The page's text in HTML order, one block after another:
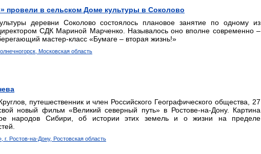
провели в сельском Доме культуры в Соколово
деревни Соколово состоялось плановое занятие по одному из
СДК Мариной Марченко. Называлось оно вполне современно –
мастер-класс «Бумаге – вторая жизнь!»
Московская область
путешественник и член Российского Географического общества, 27
новый фильм «Великий северный путь» в Ростове-на-Дону. Картина
народов Сибири, об истории этих земель и о жизни на пределе
г. Ростов-на-Дону, Ростовская область